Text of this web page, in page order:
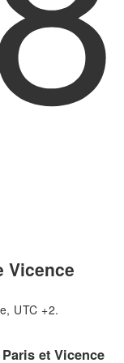
Vicence
UTC +2.
et Vicence